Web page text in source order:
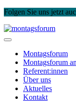
Folgen Sie uns jetzt
Skip
to
Montagsforum
Montagsforum
Referent:innen
Über uns
Aktuelles
Kontakt